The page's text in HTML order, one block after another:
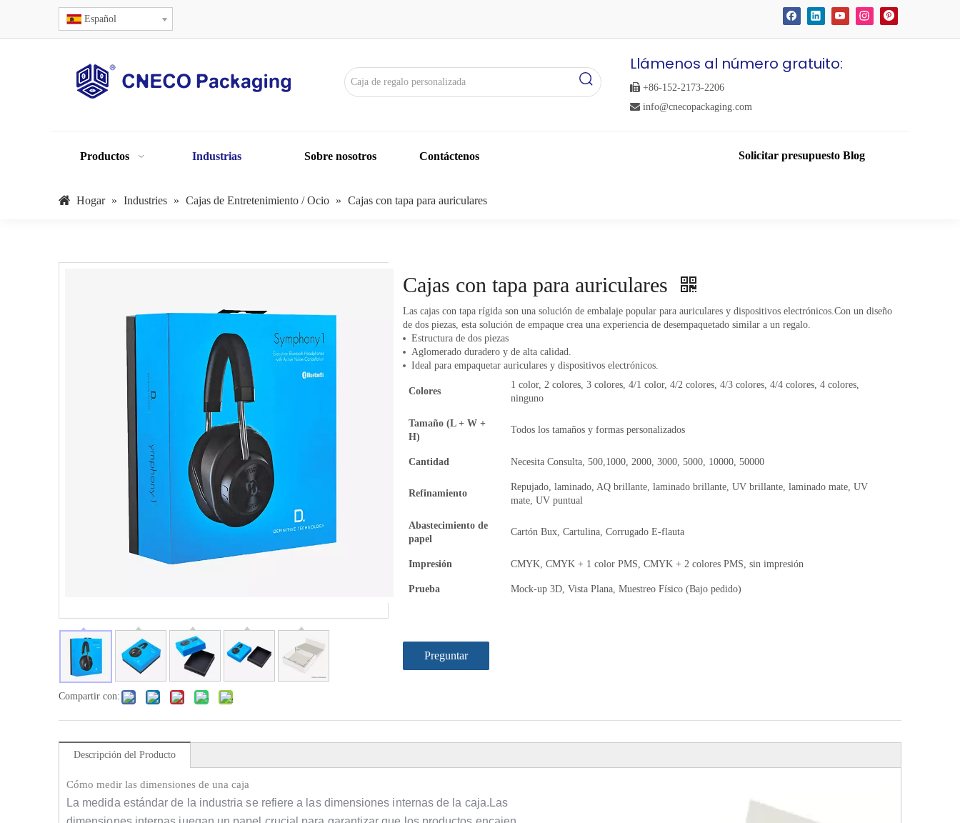
Español
Llámenos al número gratuito:
 +86-152-2173-2206
 info@cnecopackaging.com
Productos Industrias Sobre nosotros Contáctenos Solicitar presupuesto Blog
Hogar » Industries » Cajas de Entretenimiento / Ocio » Cajas con tapa para auriculares
Compartir con:
Cajas con tapa para auriculares
Las cajas con tapa rígida son una solución de embalaje popular para auriculares y dispositivos electrónicos.Con un diseño
de dos piezas, esta solución de empaque crea una experiencia de desempaquetado similar a un regalo.
Estructura de dos piezas
Aglomerado duradero y de alta calidad.
Ideal para empaquetar auriculares y dispositivos electrónicos.
Colores
1 color, 2 colores, 3 colores, 4/1 color, 4/2 colores, 4/3 colores, 4/4 colores, 4 colores,
ninguno
Tamaño (L + W +
H)
Todos los tamaños y formas personalizados
Cantidad Necesita Consulta, 500,1000, 2000, 3000, 5000, 10000, 50000
Refinamiento
Repujado, laminado, AQ brillante, laminado brillante, UV brillante, laminado mate, UV
mate, UV puntual
Abastecimiento de
papel
Cartón Bux, Cartulina, Corrugado E-flauta
Impresión CMYK, CMYK + 1 color PMS, CMYK + 2 colores PMS, sin impresión
Prueba Mock-up 3D, Vista Plana, Muestreo Físico (Bajo pedido)
Preguntar
Descripción del Producto
Cómo medir las dimensiones de una caja
La medida estándar de la industria se refiere a las dimensiones internas de la caja.Las